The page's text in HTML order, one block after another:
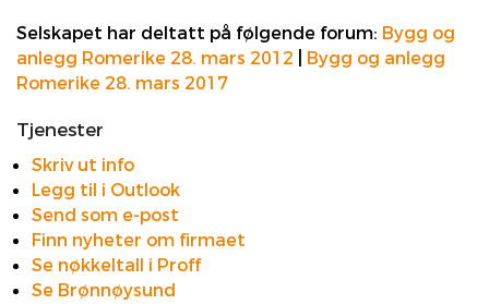
Selskapet har deltatt på følgende forum: Bygg og
anlegg Romerike 28. mars 2012
Bygg og anlegg
Romerike 28. mars 2017
Tjenester
Skriv ut info
Legg til i Outlook
Send som e-post
Finn nyheter om firmaet
Se nøkkeltall i Proff
Se Brønnøysund